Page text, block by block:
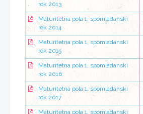
rok 2013
Maturitetna pola 1, spomladanski
rok 2014
Maturitetna pola 1, spomladanski
rok 2015
Maturitetna pola 1, spomladanski
rok 2016
Maturitetna pola 1, spomladanski
rok 2017
Maturitetna pola 1, spomladanski